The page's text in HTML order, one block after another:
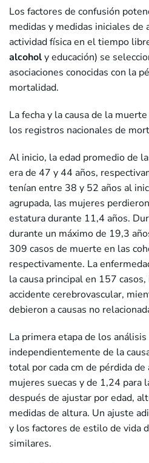
Los factores de confusión
medidas y medidas iniciales de
actividad física en el tiempo
alcoholy educación) se
asociaciones conocidas con la
mortalidad.
La fecha y la causa de la
los registros nacionales de
Al inicio, la edad promedio de
era de 47 y 44 años,
tenían entre 38 y 52 años al
agrupada, las mujeres
estatura durante 11,4 años.
durante un máximo de 19,3
309 casos de muerte en las
respectivamente. La
la causa principal en 157
accidente cerebrovascular,
debieron a causas no
La primera etapa de los
independientemente de la
total por cada cm de pérdida
mujeres suecas y de 1,24 para
después de ajustar por edad,
medidas de altura. Un ajuste
y los factores de estilo de vida
similares.